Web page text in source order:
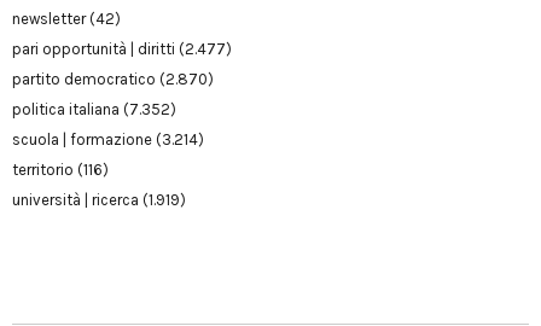
newsletter(42)
pari opportunità | diritti (2.477)
partito democratico (2.870)
politica italiana (7.352)
scuola | formazione (3.214)
territorio (116)
università | ricerca (1.919)